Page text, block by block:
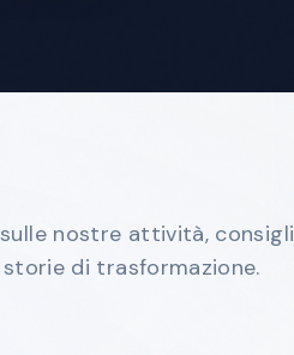
nostre attività, consigli
di trasformazione.